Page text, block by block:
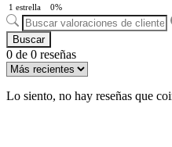
1 estrella
0%
Buscar
0 de 0 reseñas
Lo siento, no hay reseñas que